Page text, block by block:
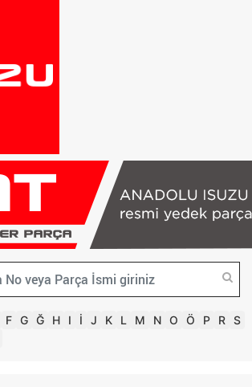
F G Ğ H I İ J K L M N O Ö P R S